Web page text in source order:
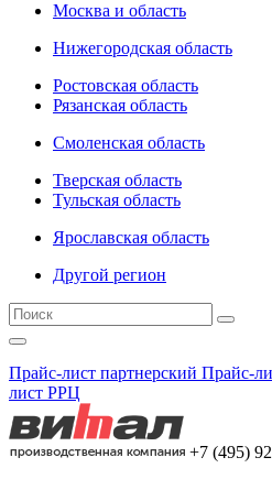
Москва и область
Нижегородская область
Ростовская область
Рязанская область
Смоленская область
Тверская область
Тульская область
Ярославская область
Другой регион
Прайс-лист партнерский Прайс-
лист РРЦ
+7 (495)